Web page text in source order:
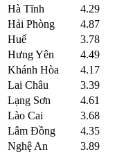
Hà Tĩnh
4.29
Hải Phòng
4.87
Huế
3.78
Hưng Yên
4.49
Khánh Hòa
4.17
Lai Châu
3.39
Lạng Sơn
4.61
Lào Cai
3.68
Lâm Đồng
4.35
Nghệ An
3.89